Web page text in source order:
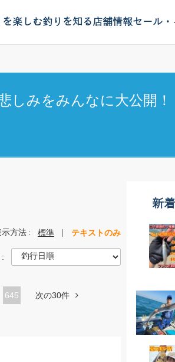
を楽しむ釣りを知る店舗情報セール・
しみをみんなに大公開！
示方法 標準 テキストのみ
645 次の30件
新